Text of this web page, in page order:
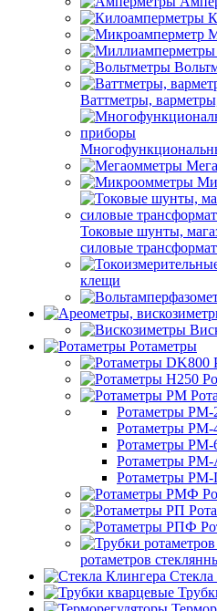
Ваттметры,
Токовые шунты,
силовые
клещи
Ротаметры
Ротаметры РМ-
Ротаметры РМ-
Ротаметры РМ-
Ротаметры РМ-
Ротаметры
ротаметров